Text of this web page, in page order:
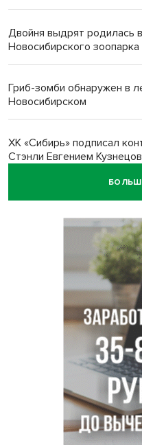
Двойня выдрят родилась
Новосибирского зоопарка
Гриб-зомби обнаружен в
Новосибирском
ХК «Сибирь» подписал
Стэнли Евгением